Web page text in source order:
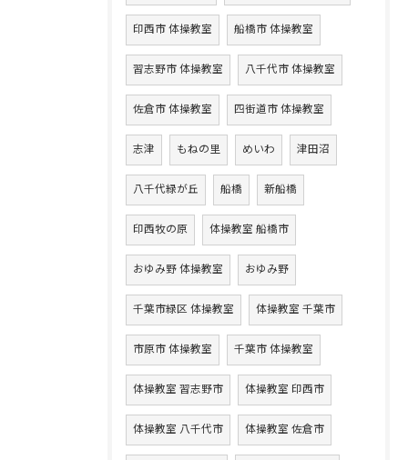
印西市 体操教室 船橋市 体操教室
習志野市 体操教室 八千代市 体操教室
佐倉市 体操教室 四街道市 体操教室
志津 もねの里 めいわ 津田沼
八千代緑が丘 船橋 新船橋
印西牧の原 体操教室 船橋市
おゆみ野 体操教室 おゆみ野
千葉市緑区 体操教室 体操教室 千葉市
市原市 体操教室 千葉市 体操教室
体操教室 習志野市 体操教室 印西市
体操教室 八千代市 体操教室 佐倉市